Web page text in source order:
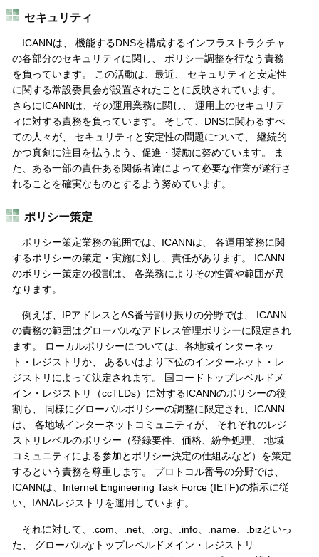
セキュリティ
ICANNは、 機能するDNSを構成するインフラストラクチャ
の各部分のセキュリティに関し、 ポリシー調整を行なう責務
を負っています。 この活動は、最近、 セキュリティと安定性
に関する常設委員会が設置されたことに反映されています。
さらにICANNは、その運用業務に関し、 運用上のセキュリテ
ィに対する責務を負っています。 そして、DNSに関わるすべ
ての人々が、 セキュリティと安定性の問題について、 継続的
かつ真剣に注目を払うよう、促進・奨励に努めています。 ま
た、ある一部の責任ある関係者達によって必要な作業が遂行さ
れることを確実なものとするよう努めています。
ポリシー策定
ポリシー策定業務の範囲では、ICANNは、 各運用業務に関
するポリシーの策定・実施に対し、責任があります。 ICANN
のポリシー策定の役割は、 各業務によりその性質や範囲が異
なります。
例えば、IPアドレスとAS番号割り振りの分野では、 ICANN
の責務の範囲はグローバルなアドレス管理ポリシーに限定され
ます。 ローカルポリシーについては、各地域インターネッ
ト・レジストリか、 あるいはより下位のインターネット・レ
ジストリによって決定されます。 国コードトップレベルドメ
イン・レジストリ（ccTLDs）に対するICANNのポリシーの役
割も、 同様にグローバルポリシーの調整に限定され、ICANN
は、 各地域インターネットコミュニティが、 それぞれのレジ
ストリレベルのポリシー（登録要件、価格、紛争処理、 地域
コミュニティによる参加とポリシー決定の仕組みなど）を策定
するという責務を尊重します。 プロトコル番号の分野では、
ICANNは、Internet Engineering Task Force (IETF)の指示に従
い、IANAレジストリを運用しています。
それに対して、.com、.net、.org、.info、.name、.bizといっ
た、 グローバルなトップレベルドメイン・レジストリ